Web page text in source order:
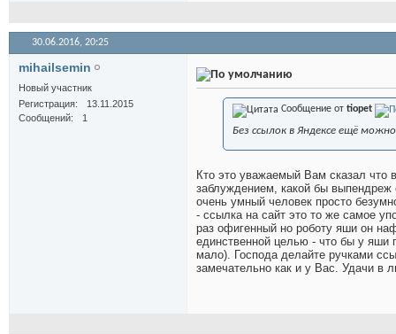
30.06.2016, 20:25
mihailsemin
Новый участник
Регистрация
13.11.2015
Сообщений
1
Сообщение от tiopet
Без ссылок в Яндексе ещё
Кто это уважаемый Вам сказал
заблуждением, какой бы выпендреж
очень умный человек просто
- ссылка на сайт это то же самое
раз офигенный но роботу яши он
единственной целью - что бы у яши
мало). Господа делайте ручками
замечательно как и у Вас. Удачи в